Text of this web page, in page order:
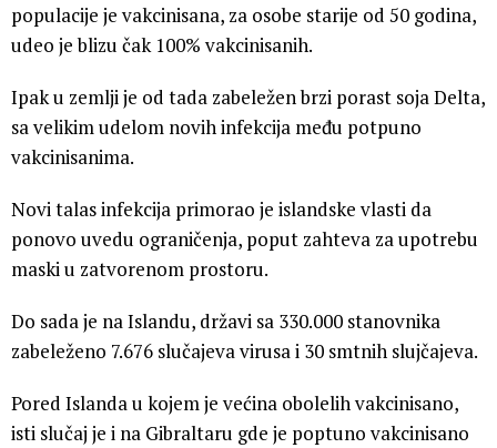
populacije je vakcinisana, za osobe starije od 50 godina,
udeo je blizu čak 100% vakcinisanih.
Ipak u zemlji je od tada zabeležen brzi porast soja Delta,
sa velikim udelom novih infekcija među potpuno
vakcinisanima.
Novi talas infekcija primorao je islandske vlasti da
ponovo uvedu ograničenja, poput zahteva za upotrebu
maski u zatvorenom prostoru.
Do sada je na Islandu, državi sa 330.000 stanovnika
zabeleženo 7.676 slučajeva virusa i 30 smtnih slujčajeva.
Pored Islanda u kojem je većina obolelih vakcinisano,
isti slučaj je i na Gibraltaru gde je poptuno vakcinisano